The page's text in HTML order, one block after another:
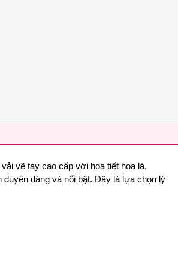
vẽ tay cao cấp với họa tiết hoa lá,
dáng và nổi bật. Đây là lựa chọn lý